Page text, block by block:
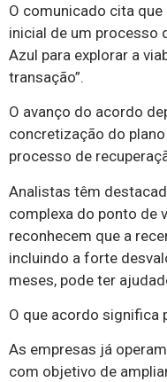
O comunicado cita
inicial de um processo
Azul para explorar a
transação”.
O avanço do acordo
concretização do
processo de
Analistas têm
complexa do ponto de
reconhecem que a
incluindo a forte
meses, pode ter
O que acordo significa
As empresas já
com objetivo de